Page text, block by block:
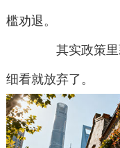
槛劝退。
其实政策里
细看就放弃了。